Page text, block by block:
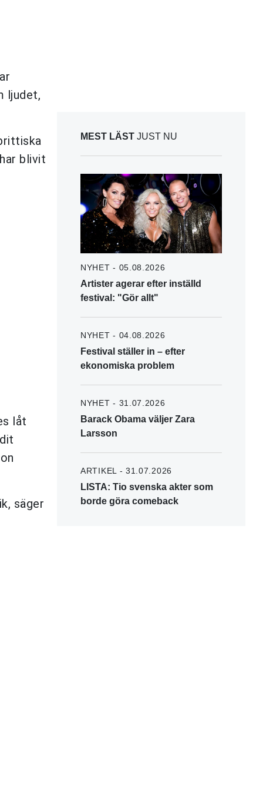
ljudet,
blivit
låt
säger
MEST LÄST JUST NU
NYHET - 05.08.2026
Artister agerar efter inställd
festival: "Gör allt"
NYHET - 04.08.2026
Festival ställer in – efter
ekonomiska problem
NYHET - 31.07.2026
Barack Obama väljer Zara
Larsson
ARTIKEL - 31.07.2026
LISTA: Tio svenska akter som
borde göra comeback